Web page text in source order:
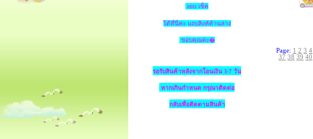
ems เช็ค
ได้ที่นี่ค่ะ แถบลิงค์ด้านล่าง
ขอบคุณค่ะ�
รอรับสินค้าหลังจากโอนเงิน 3-7 วัน
หากเกินกำหนด กรุณาติดต่อ
กลับเพื่อติดตามสินค้า
Page: 1 2 3 4
37 38 39 40